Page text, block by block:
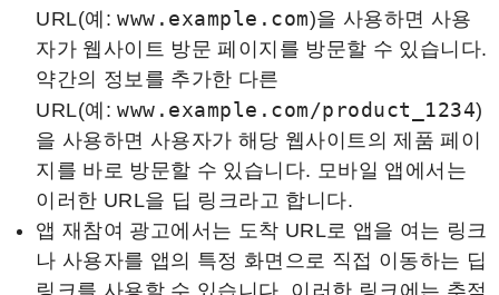
URL(예: www.example.com)을 사용하면 사용
자가 웹사이트 방문 페이지를 방문할 수 있습니다.
약간의 정보를 추가한 다른
URL(예: www.example.com/product_1234)
을 사용하면 사용자가 해당 웹사이트의 제품 페이
지를 바로 방문할 수 있습니다. 모바일 앱에서는
이러한 URL을 딥 링크라고 합니다.
앱 재참여 광고에서는 도착 URL로 앱을 여는 링크
나 사용자를 앱의 특정 화면으로 직접 이동하는 딥
링크를 사용할 수 있습니다. 이러한 링크에는 추적